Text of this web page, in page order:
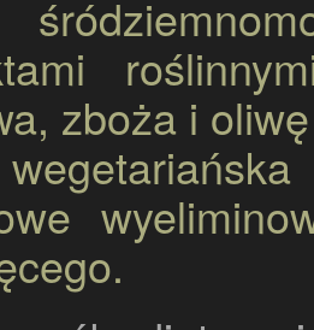
zboża i